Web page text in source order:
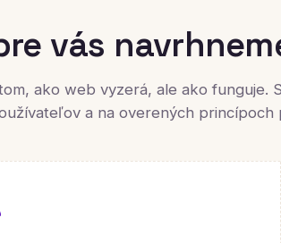
vás
ako web vyzerá, ale ako funguje.
a na overených princípoch